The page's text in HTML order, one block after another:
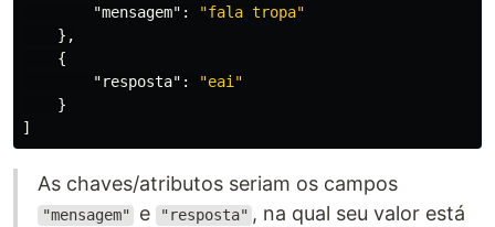
"mensagem" :
"fala tropa"
},
{
"resposta" :
"eai"
}
]
As chaves/atributos seriam os campos
"mensagem" e "resposta" , na qual seu valor está